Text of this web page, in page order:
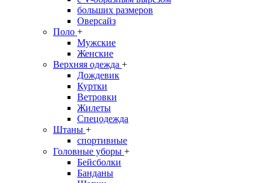
больших размеров
Оверсайз
Поло +
Мужские
Женские
Верхняя одежда +
Дождевик
Куртки
Ветровки
Жилеты
Спецодежда
Штаны +
спортивные
Головные уборы +
Бейсболки
Банданы